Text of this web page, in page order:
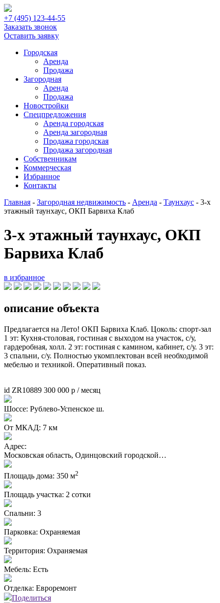
+7 (495) 123-44-55
Заказать звонок
Оставить заявку
Городская
Аренда
Продажа
Загородная
Аренда
Продажа
Новостройки
Спецпредложения
Аренда городская
Аренда загородная
Продажа городская
Продажа загородная
Собственникам
Коммерческая
Избранное
Контакты
Главная - Загородная недвижимость - Аренда - Таунхаус - 3-х
этажный таунхаус, ОКП Барвиха Клаб
3-х этажный таунхаус, ОКП
Барвиха Клаб
в избранное
описание объекта
Предлагается на Лето! ОКП Барвиха Клаб. Цоколь: спорт-зал
1 эт: Кухня-столовая, гостиная с выходом на участок, с/у,
гардеробная, холл. 2 эт: гостиная с камином, кабинет, с/у. 3 эт:
3 спальни, с/у. Полностью укомплектован всей необходимой
мебелью и техникой. Оперативный показ.
id ZR10889 300 000 p / месяц
Шоссе: Рублево-Успенское ш.
От МКАД: 7 км
Адрес:
Московская область, Одинцовский городской…
Площадь дома: 350 м2
Площадь участка: 2 сотки
Спальни: 3
Парковка: Охраняемая
Территория: Охраняемая
Мебель: Есть
Отделка: Евроремонт
Поделиться